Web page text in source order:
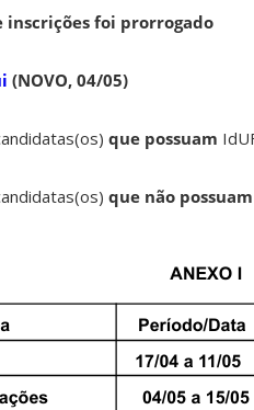
inscrições foi prorrogado
(NOVO, 04/05)
que possuam
que não possuam